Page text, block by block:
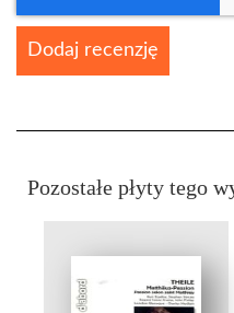
Dodaj recenzję
Pozostałe płyty tego